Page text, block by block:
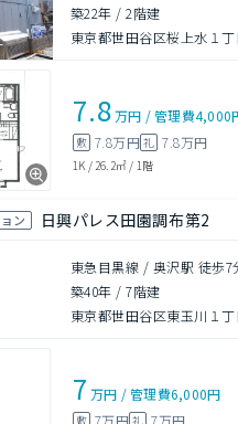
築22年 /2階建
東京都世田谷区桜上水１丁
7.8万円 /管理費4,000
敷 7.8万円礼 7.8万円
1K / 26.2㎡ / 1階
ン 日興パレス田園調布第2
東急目黒線 / 奥沢駅 徒歩7
築40年 /7階建
東京都世田谷区東玉川１丁
7 万円 /管理費6,000円
敷 7万円礼 7万円